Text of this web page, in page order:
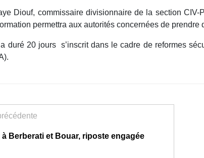
Diouf, commissaire divisionnaire de la section
permettra aux autorités concernées de
duré 20 jours s’inscrit dans le cadre de reformes
à Berberati et Bouar, riposte engagée